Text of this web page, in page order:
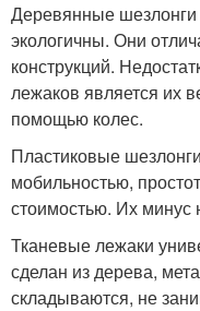
Деревянные
экологичны. Они
конструкций.
лежаков является их
помощью колес.
Пластиковые
мобильностью,
стоимостью. Их минус
Тканевые лежаки
сделан из дерева,
складываются, не